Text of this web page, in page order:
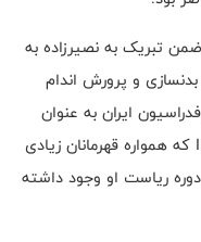
تبریک به نصیرزاده به
و پرورش اندام
ایران به عنوان
که همواره قهرمانان زیادی
ریاست او وجود داشته